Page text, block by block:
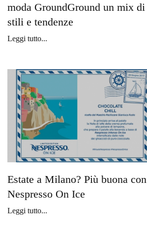
moda GroundGround un mix di
stili e tendenze
Leggi tutto...
Estate a Milano? Più buona con
Nespresso On Ice
Leggi tutto...